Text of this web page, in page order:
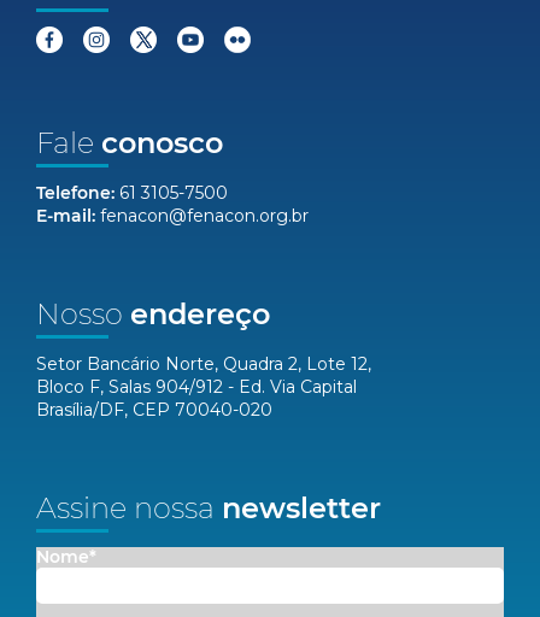
Fale conosco
Telefone: 61 3105-7500
E-mail: fenacon@fenacon.org.br
Nosso endereço
Setor Bancário Norte, Quadra 2, Lote 12,
Bloco F, Salas 904/912 - Ed. Via Capital
Brasília/DF, CEP 70040-020
Assine nossa newsletter
Nome*